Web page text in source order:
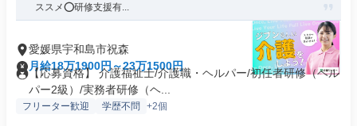
ススメ⭕️研修支援有...
愛媛県宇和島市祝森
月給18万1900円～23万1500円
【応募資格】 介護福祉士/介護職・ヘルパー/初任者研修（ヘル
パー2級）/実務者研修（ヘ...
フリーター歓迎 学歴不問 +2個